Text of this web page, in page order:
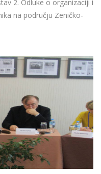
2. Odluke o organizaciji i
na području Zeničko-